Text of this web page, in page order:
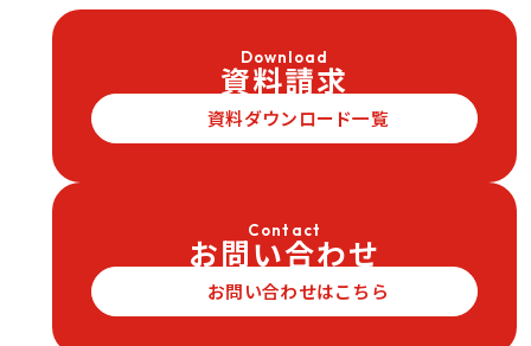
Download
資料請求
資料ダウンロード一覧
Contact
お問い合わせ
お問い合わせはこちら